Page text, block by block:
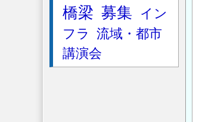
橋梁 募集
イン
フラ
流域・都市
講演会